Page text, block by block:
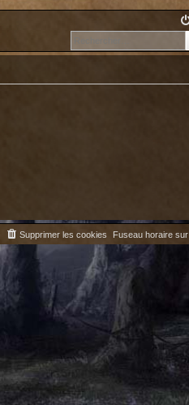
Fuseau horaire sur
Supprimer les cookies